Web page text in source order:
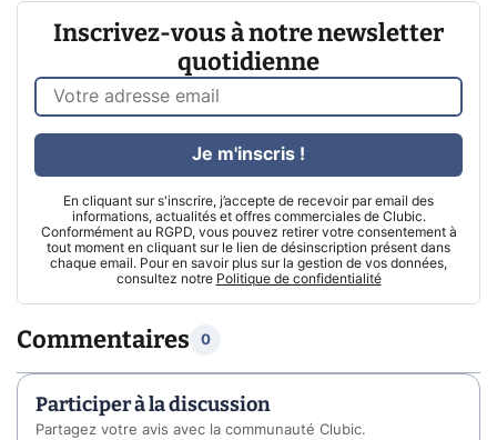
Inscrivez-vous à notre newsletter
quotidienne
En cliquant sur s'inscrire, j’accepte de recevoir par email des
informations, actualités et offres commerciales de Clubic.
Conformément au RGPD, vous pouvez retirer votre consentement à
tout moment en cliquant sur le lien de désinscription présent dans
chaque email. Pour en savoir plus sur la gestion de vos données,
consultez notre Politique de confidentialité
Je m'inscris !
Commentaires 0
Participer à la discussion
Partagez votre avis avec la communauté Clubic.